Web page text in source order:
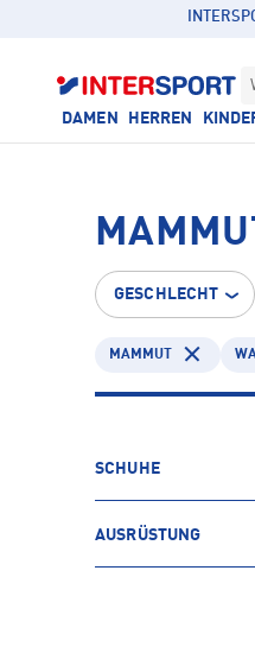
DAMEN HERREN
GESCHLECHT
MAMMUT
SCHUHE
AUSRÜSTUNG